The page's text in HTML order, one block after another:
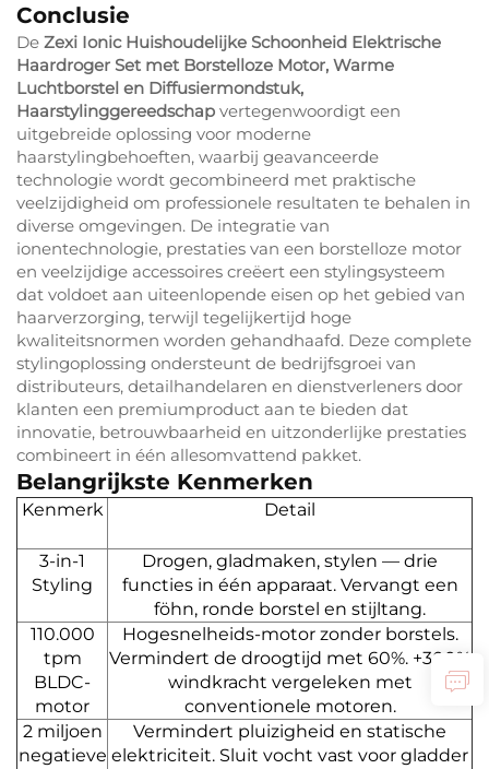
Conclusie
De Zexi Ionic Huishoudelijke Schoonheid Elektrische
Haardroger Set met Borstelloze Motor, Warme
Luchtborstel en Diffusiermondstuk,
Haarstylinggereedschap vertegenwoordigt een
uitgebreide oplossing voor moderne
haarstylingbehoeften, waarbij geavanceerde
technologie wordt gecombineerd met praktische
veelzijdigheid om professionele resultaten te behalen in
diverse omgevingen. De integratie van
ionentechnologie, prestaties van een borstelloze motor
en veelzijdige accessoires creëert een stylingsysteem
dat voldoet aan uiteenlopende eisen op het gebied van
haarverzorging, terwijl tegelijkertijd hoge
kwaliteitsnormen worden gehandhaafd. Deze complete
stylingoplossing ondersteunt de bedrijfsgroei van
distributeurs, detailhandelaren en dienstverleners door
klanten een premiumproduct aan te bieden dat
innovatie, betrouwbaarheid en uitzonderlijke prestaties
combineert in één allesomvattend pakket.
Belangrijkste Kenmerken
Kenmerk Detail
3-in-1
Styling
Drogen, gladmaken, stylen — drie
functies in één apparaat. Vervangt een
föhn, ronde borstel en stijltang.
110.000
tpm
BLDC-
motor
Hogesnelheids-motor zonder borstels.
Vermindert de droogtijd met 60%. +300%
windkracht vergeleken met
conventionele motoren.
2 miljoen
negatieve
Vermindert pluizigheid en statische
elektriciteit. Sluit vocht vast voor gladder